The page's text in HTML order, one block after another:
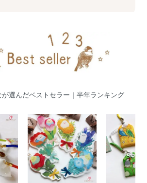
選んだベストセラー｜半年ランキング